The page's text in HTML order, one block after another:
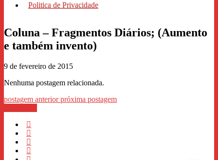
Politica de Privacidade
Coluna – Fragmentos Diários; (Aumento
e também invento)
9 de fevereiro de 2015
Nenhuma postagem relacionada.
postagem anteriorpróxima postagem